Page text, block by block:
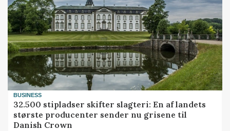
BUSINESS
32.500 stipladser skifter slagteri: En af landets
største producenter sender nu grisene til
Danish Crown